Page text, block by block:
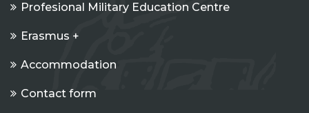
Profesional Military Education Centre
Erasmus +
Accommodation
Contact form